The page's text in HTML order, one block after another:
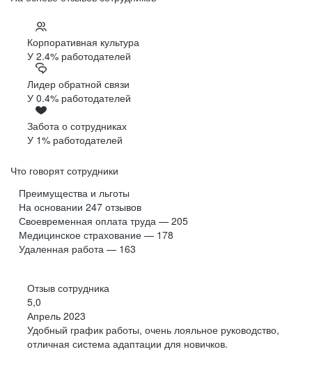
Корпоративная культура
У 2.4% работодателей
Лидер обратной связи
У 0.4% работодателей
Забота о сотрудниках
У 1% работодателей
Что говорят сотрудники
Преимущества и льготы
На основании 247 отзывов
Своевременная оплата труда — 205
Медицинское страхование — 178
Удаленная работа — 163
Отзыв сотрудника
5,0
Апрель 2023
Удобный график работы, очень лояльное руководство,
отличная система адаптации для новичков.